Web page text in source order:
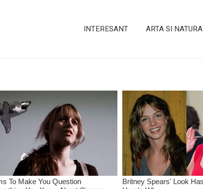
INTERESANT ARTA SI NATURA